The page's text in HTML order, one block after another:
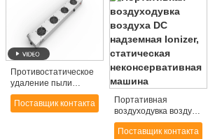
Противостатическое
удаление пыли
надземное Ionizer,
воздуходувки воздуха
Поставщик контакта
Портативная
воздуходувка воздуха
DC надземная Ionizer,
статическая
Поставщик контакта